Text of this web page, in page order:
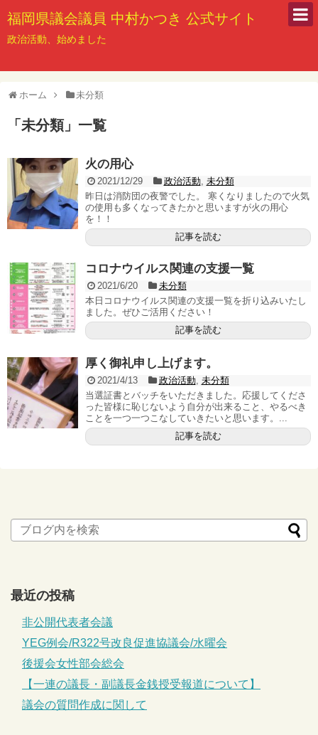
福岡県議会議員 中村かつき 公式サイト
政治活動、始めました
ホーム 未分類
「 未分類」 一覧
火の用心
2021/12/29 政治活動, 未分類
昨日は消防団の夜警でした。 寒くなりましたので火気
の使用も多くなってきたかと思いますが火の用心
を！！
記事を読む
コロナウイルス関連の支援一覧
2021/6/20
未分類
本日コロナウイルス関連の支援一覧を折り込みいたし
ました。ぜひご活用ください！
記事を読む
厚く御礼申し上げます。
2021/4/13 政治活動, 未分類
当選証書とバッチをいただきました。応援してくださ
った皆様に恥じないよう自分が出来ること、やるべき
ことを一つ一つこなしていきたいと思います。...
記事を読む
最近の投稿
非公開代表者会議
YEG例会/R322号改良促進協議会/水曜会
後援会女性部会総会
【一連の議長・副議長金銭授受報道について】
議会の質問作成に関して